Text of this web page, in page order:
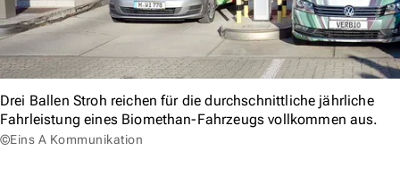
Drei Ballen Stroh reichen für die durchschnittliche jährliche
Fahrleistung eines Biomethan-Fahrzeugs vollkommen aus.
©Eins A Kommunikation